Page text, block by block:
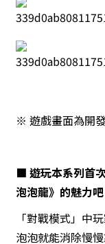
※ 遊戲畫面為開
■ 遊玩本系列首
泡泡龍》的魅力吧
「對戰模式」中
泡泡就能消除慢